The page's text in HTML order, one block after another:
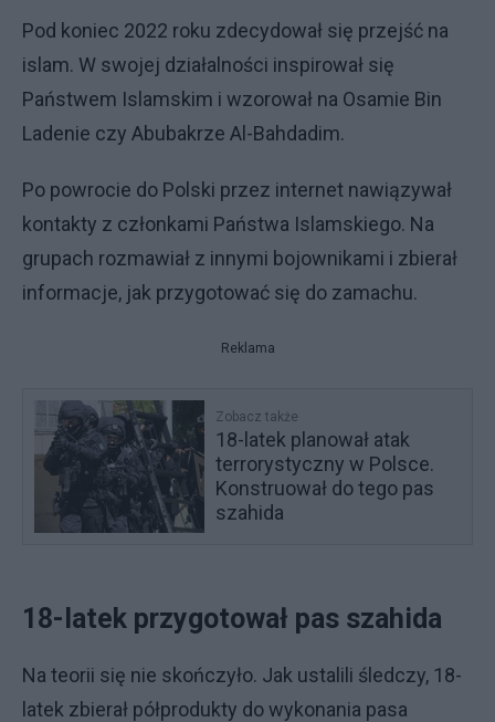
Pod koniec 2022 roku zdecydował się przejść na
islam. W swojej działalności inspirował się
Państwem Islamskim i wzorował na Osamie Bin
Ladenie czy Abubakrze Al-Bahdadim.
Po powrocie do Polski przez internet nawiązywał
kontakty z członkami Państwa Islamskiego. Na
grupach rozmawiał z innymi bojownikami i zbierał
informacje, jak przygotować się do zamachu.
Reklama
Zobacz także
18-latek planował atak
terrorystyczny w Polsce.
Konstruował do tego pas
szahida
18-latek przygotował pas szahida
Na teorii się nie skończyło. Jak ustalili śledczy, 18-
latek zbierał półprodukty do wykonania pasa